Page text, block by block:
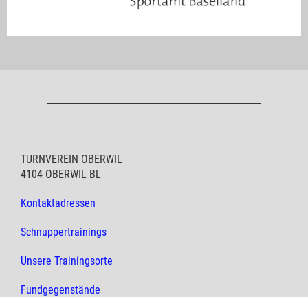
TURNVEREIN OBERWIL
4104 OBERWIL BL
Kontaktadressen
Schnuppertrainings
Unsere Trainingsorte
Fundgegenstände